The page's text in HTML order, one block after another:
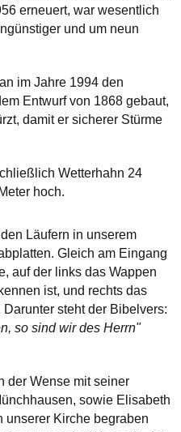
erneuert, war wesentlich
und um neun
im Jahre 1994 den
Entwurf von 1868 gebaut,
damit er sicherer Stürme
Wetterhahn 24
hoch.
Läufern in unserem
Gleich am Eingang
auf der links das Wappen
ist, und rechts das
steht der Bibelvers:
so sind wir des Herrn"
der Wense mit seiner
sowie Elisabeth
unserer Kirche begraben